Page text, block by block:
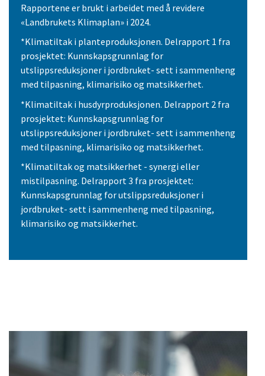
Rapportene er brukt i arbeidet med å revidere
«Landbrukets Klimaplan» i 2024.
*Klimatiltak i planteproduksjonen. Delrapport 1 fra
prosjektet: Kunnskapsgrunnlag for
utslippsreduksjoner i jordbruket- sett i sammenheng
med tilpasning, klimarisiko og matsikkerhet.
*Klimatiltak i husdyrproduksjonen. Delrapport 2 fra
prosjektet: Kunnskapsgrunnlag for
utslippsreduksjoner i jordbruket- sett i sammenheng
med tilpasning, klimarisiko og matsikkerhet.
*Klimatiltak og matsikkerhet - synergi eller
mistilpasning. Delrapport 3 fra prosjektet:
Kunnskapsgrunnlag for utslippsreduksjoner i
jordbruket- sett i sammenheng med tilpasning,
klimarisiko og matsikkerhet.